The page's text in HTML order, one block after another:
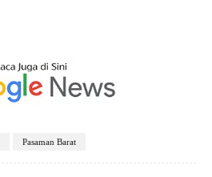
Pasaman Barat